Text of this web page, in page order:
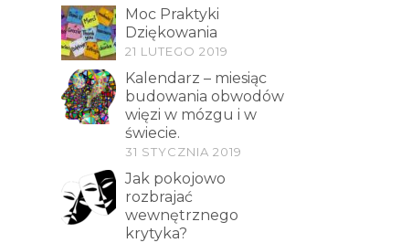
Moc Praktyki
Dziękowania
21 LUTEGO 2019
Kalendarz – miesiąc
budowania obwodów
więzi w mózgu i w
świecie.
31 STYCZNIA 2019
Jak pokojowo
rozbrajać
wewnętrznego
krytyka?